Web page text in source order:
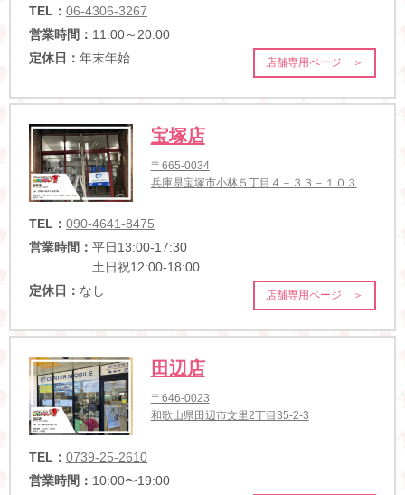
TEL： 06-4306-3267
営業時間： 11:00～20:00
定休日： 年末年始 店舗専用ページ ＞
宝塚店
〒665-0034
兵庫県宝塚市小林５丁目４－３３－１０３
TEL： 090-4641-8475
営業時間： 平日13:00-17:30
土日祝12:00-18:00
定休日： なし 店舗専用ページ ＞
田辺店
〒646-0023
和歌山県田辺市文里2丁目35-2-3
TEL： 0739-25-2610
営業時間： 10:00〜19:00